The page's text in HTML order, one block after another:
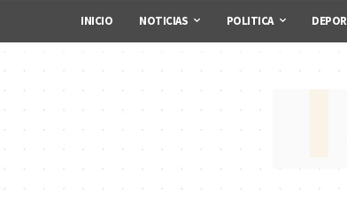
INICIO NOTICIAS POLITICA